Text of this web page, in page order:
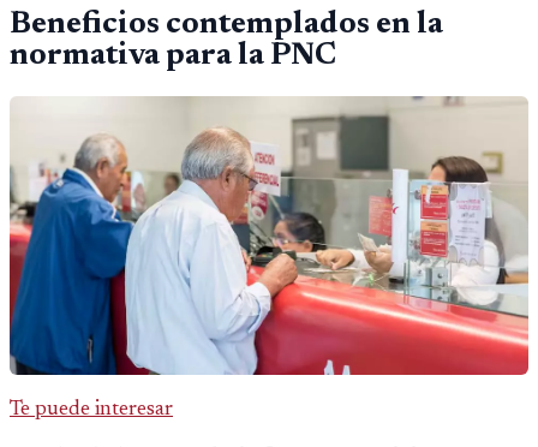
Beneficios contemplados en la
normativa para la PNC
Te puede interesar